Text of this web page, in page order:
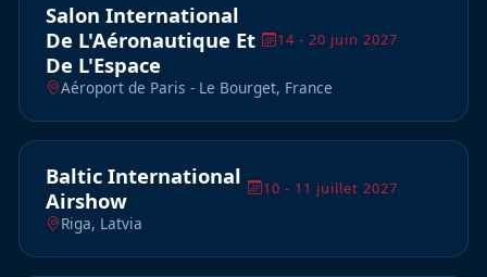
14 - 20 juin 2027
Salon International
De L'Aéronautique Et
De L'Espace
Aéroport de Paris - Le Bourget, France
10 - 11 juillet 2027
Baltic International
Airshow
Riga, Latvia